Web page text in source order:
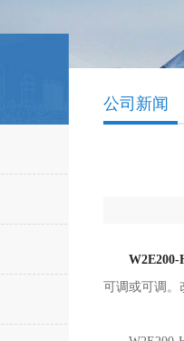
公司新闻
W2E200-
可调或可调。